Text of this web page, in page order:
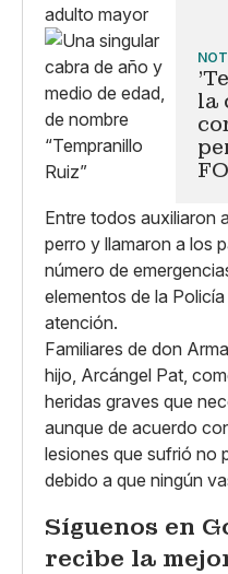
la
Entre todos auxiliaron
perro y llamaron a los
número de
elementos de la
atención.
Familiares de don
hijo, Arcángel Pat,
heridas graves que
aunque de acuerdo
lesiones que sufrió no
debido a que ningún
Síguenos en
recibe la